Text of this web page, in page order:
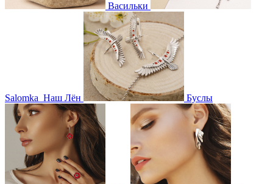
Васильки
Salomka Наш Лён Буслы